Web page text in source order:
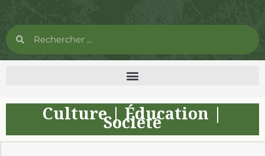
Culture|Éducation
Société